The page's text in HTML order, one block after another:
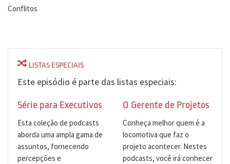
Conflitos
LISTAS ESPECIAIS
Este episódio é parte das listas especiais:
Série para Executivos
Esta coleção de podcasts
aborda uma ampla gama de
assuntos, fornecendo
percepções e
O Gerente de Projetos
Conheça melhor quem é a
locomotiva que faz o
projeto acontecer. Nestes
podcasts, você irá conhecer